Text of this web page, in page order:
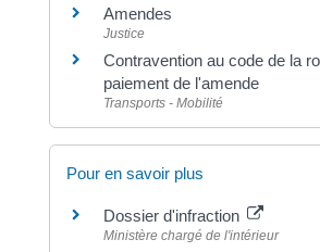
Amendes
Justice
Contravention au code de la
paiement de l'amende
Transports - Mobilité
Pour en savoir plus
Dossier d'infraction
Ministère chargé de l'intérieur